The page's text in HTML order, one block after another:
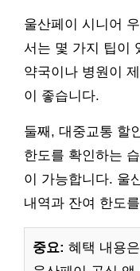
울산페이 시니어
서는 몇 가지 팁이
약국이나 병원이
이 좋습니다.
둘째, 대중교통 할
한도를 확인하는
이 가능합니다. 울
내역과 잔여 한도
중요: 혜택 내용